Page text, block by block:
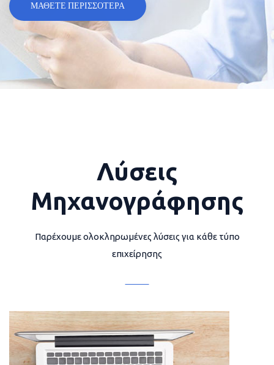
ΜΑΘΕΤΕ ΠΕΡΙΣΣΟΤΕΡΑ
Λύσεις
Μηχανογράφησης
Παρέχουμε ολοκληρωμένες λύσεις για κάθε τύπο
επιχείρησης